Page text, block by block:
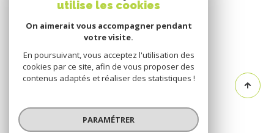
Nos honoraires
Cookies
© 2026 | Tous droits réservés
utilise les cookies
On aimerait vous accompagner pendant
votre visite.
En poursuivant, vous acceptez l'utilisation des
cookies par ce site, afin de vous proposer des
contenus adaptés et réaliser des statistiques !
PARAMÉTRER